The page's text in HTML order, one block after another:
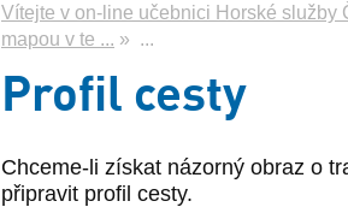
Vítejte v on-line učebnici Horské služby
mapou v te ... » ...
Profil cesty
Chceme-li získat názorný obraz o
připravit profil cesty.